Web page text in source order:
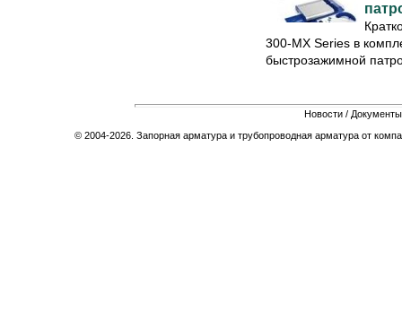
300-MX Series в
быстрозажимной
Новости / Документы
© 2004-2026. Запорная арматура и трубопроводная арматура от